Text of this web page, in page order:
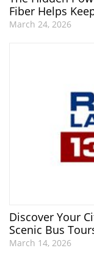
Fiber Helps
March 24, 2026
Discover Your
Scenic Bus
March 14, 2026